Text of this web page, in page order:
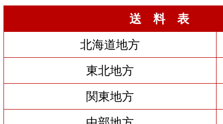
送 料 表
北海道地方
東北地方
関東地方